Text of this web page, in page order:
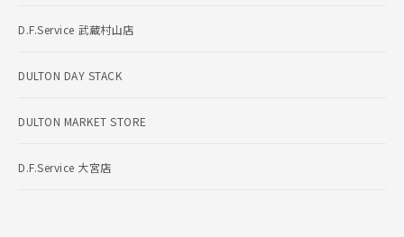
D.F.Service 武蔵村山店
DULTON DAY STACK
DULTON MARKET STORE
D.F.Service 大宮店